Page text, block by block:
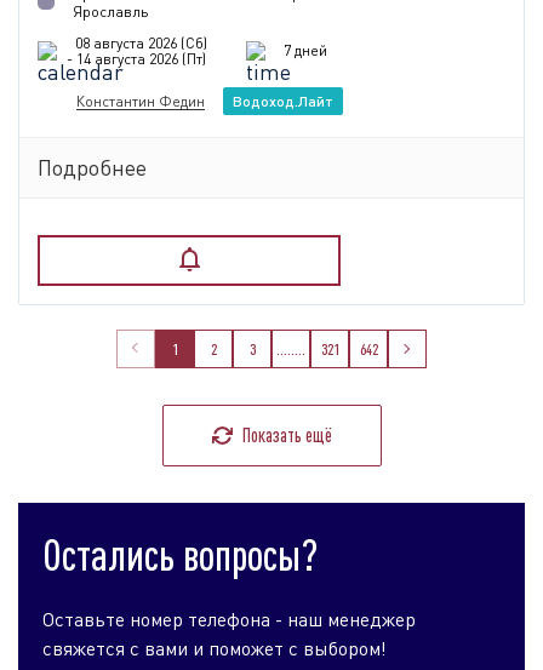
Ярославль
08 августа 2026 (Сб)
- 14 августа 2026 (Пт)
7 дней
Константин Федин Водоход.Лайт
Подробнее
1 2 3 321 642
Показать ещё
Остались вопросы?
Оставьте номер телефона - наш менеджер
свяжется с вами и поможет с выбором!